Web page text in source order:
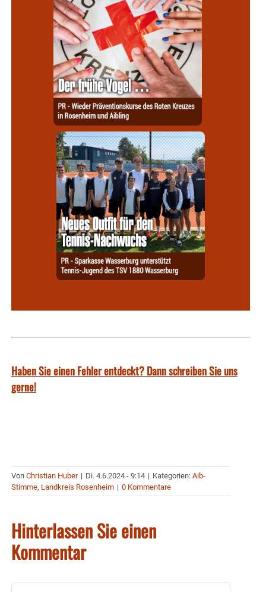
Haben Sie einen Fehler entdeckt? Dann schreiben Sie uns
gerne!
Von Christian Huber | Di. 4.6.2024 - 9:14 | Kategorien: Aib-
Stimme, Landkreis Rosenheim | 0 Kommentare
Hinterlassen Sie einen
Kommentar